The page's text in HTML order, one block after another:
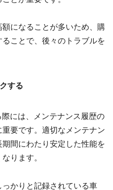
になることが多いため、購
ことで、後々のトラブルを
する
には、メンテナンス履歴の
要です。適切なメンテナン
間にわたり安定した性能を
ります。
かりと記録されている車